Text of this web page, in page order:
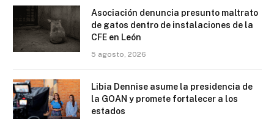
Asociación denuncia presunto maltrato
de gatos dentro de instalaciones de la
CFE en León
5 agosto, 2026
Libia Dennise asume la presidencia de
la GOAN y promete fortalecer a los
estados